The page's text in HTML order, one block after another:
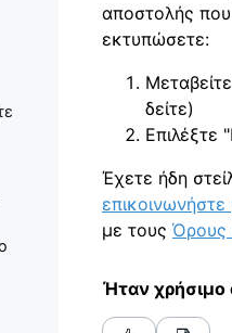
αποστολής
εκτυπώσετε:
δείτε)
Επιλέξτε
Έχετε ήδη
επικοινωνήστε
με τους Όρους
Ήταν χρήσιμο